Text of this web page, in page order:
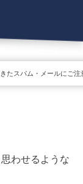
たスパム・メールにご注
思わせるような